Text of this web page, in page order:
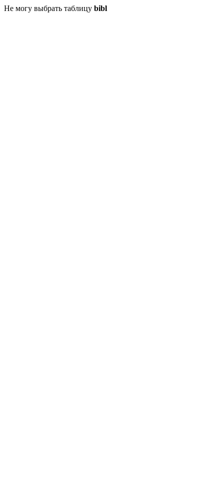
Не могу выбрать таблицу bibl